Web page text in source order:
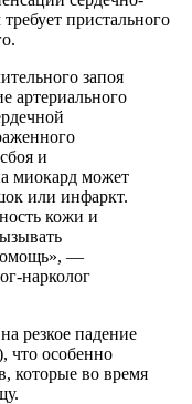
пристального
запоя
артериального
и
миокард может
или инфаркт.
кожи и
—
нарколог
резкое падение
что особенно
которые во время